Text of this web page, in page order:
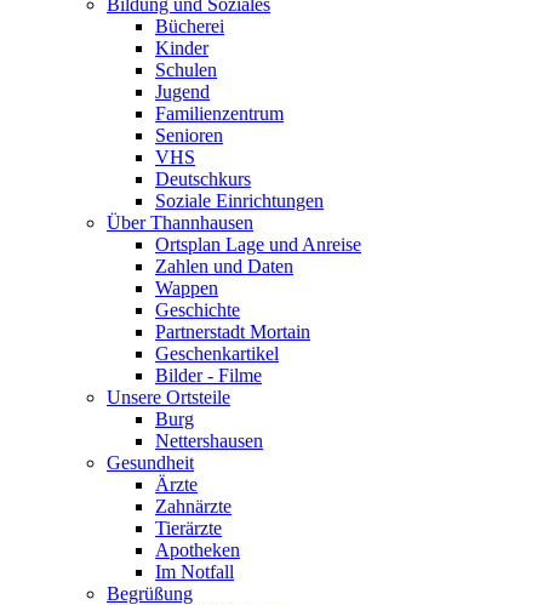
Bildung und Soziales
Bücherei
Kinder
Schulen
Jugend
Familienzentrum
Senioren
VHS
Deutschkurs
Soziale Einrichtungen
Über Thannhausen
Ortsplan Lage und Anreise
Zahlen und Daten
Wappen
Geschichte
Partnerstadt Mortain
Geschenkartikel
Bilder - Filme
Unsere Ortsteile
Burg
Nettershausen
Gesundheit
Ärzte
Zahnärzte
Tierärzte
Apotheken
Im Notfall
Begrüßung